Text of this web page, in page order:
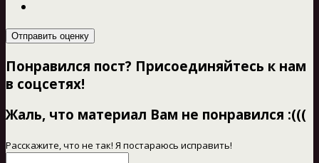
Отправить оценку
Понравился пост? Присоединяйтесь к нам
в соцсетях!
Жаль, что материал Вам не понравился :(((
Расскажите, что не так! Я постараюсь исправить!